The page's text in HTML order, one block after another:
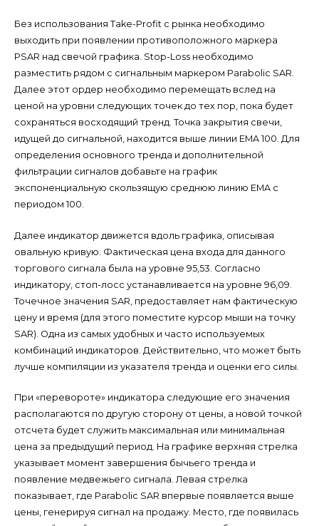
Без использования Take-Profit с рынка необходимо
выходить при появлении противоположного маркера
PSAR над свечой графика. Stop-Loss необходимо
разместить рядом с сигнальным маркером Parabolic SAR.
Далее этот ордер необходимо перемещать вслед на
ценой на уровни следующих точек до тех пор, пока будет
сохраняться восходящий тренд. Точка закрытия свечи,
идущей до сигнальной, находится выше линии EMA 100. Для
определения основного тренда и дополнительной
фильтрации сигналов добавьте на график
экспоненциальную скользящую среднюю линию EMA с
периодом 100.
Далее индикатор движется вдоль графика, описывая
овальную кривую. Фактическая цена входа для данного
торгового сигнала была на уровне 95,53. Согласно
индикатору, стоп-лосс устанавливается на уровне 96,09.
Точечное значения SAR, предоставляет нам фактическую
цену и время (для этого поместите курсор мыши на точку
SAR). Одна из самых удобных и часто используемых
комбинаций индикаторов. Действительно, что может быть
лучше компиляции из указателя тренда и оценки его силы.
При «перевороте» индикатора следующие его значения
располагаются по другую сторону от цены, а новой точкой
отсчета будет служить максимальная или минимальная
цена за предыдущий период. На графике верхняя стрелка
указывает момент завершения бычьего тренда и
появление медвежьего сигнала. Левая стрелка
показывает, где Parabolic SAR впервые появляется выше
цены, генерируя сигнал на продажу. Место, где появилась